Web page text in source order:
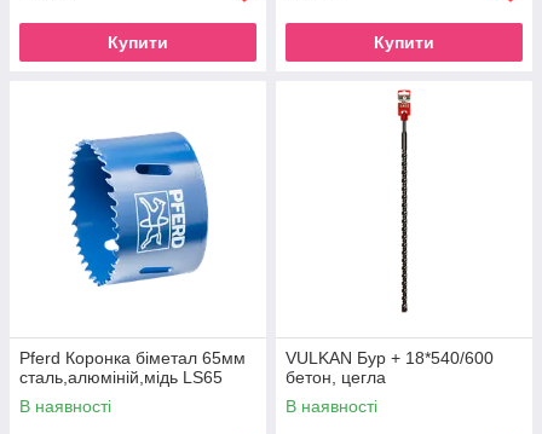
Купити Купити
Pferd Коронка біметал 65мм
сталь,алюміній,мідь LS65
В наявності
VULKAN Бур + 18*540/600
бетон, цегла
В наявності